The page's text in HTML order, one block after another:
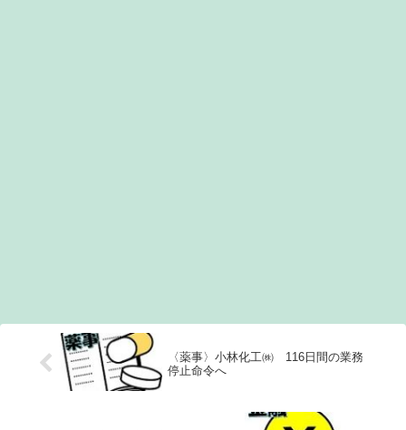
〈薬事〉小林化工㈱ 116日間の業務
停止命令へ